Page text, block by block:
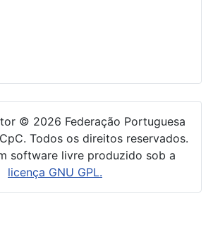
© 2026 Federação Portuguesa
Todos os direitos reservados.
software livre produzido sob a
licença GNU GPL.